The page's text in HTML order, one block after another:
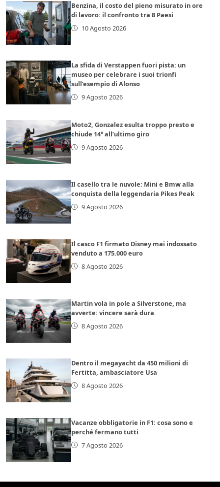
Benzina, il costo del pieno misurato in ore
di lavoro: il confronto tra 8 Paesi
10 Agosto 2026
La sfida di Verstappen fuori pista: un
museo per celebrare i suoi trionfi
sull’esempio di Alonso
9 Agosto 2026
Moto2, Gonzalez esulta troppo presto e
chiude 14° all’ultimo giro
9 Agosto 2026
Il casello tra le nuvole: Mini e Bmw alla
conquista della leggendaria Pikes Peak
9 Agosto 2026
Il casco F1 firmato Disney mai indossato
venduto a 175.000 euro
8 Agosto 2026
Martin vola in pole a Silverstone, ma
avverte: vincere sarà dura
8 Agosto 2026
Dentro il megayacht da 450 milioni di
Fertitta, ambasciatore Usa
8 Agosto 2026
Vacanze obbligatorie in F1: cosa sono e
perché fermano tutti
7 Agosto 2026